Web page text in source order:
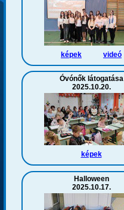
képek videó
Óvónők látogatása
2025.10.20.
képek
Halloween
2025.10.17.